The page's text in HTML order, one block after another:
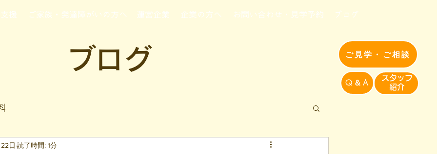
ご見学・ご相談
Q＆A
​スタッフ
紹介​
援 ご家族・発達障がいの方へ 運営企業 企業の方へ お問い合わせ・見学予約 ブログ
ブログ
日 読了時間: 1分